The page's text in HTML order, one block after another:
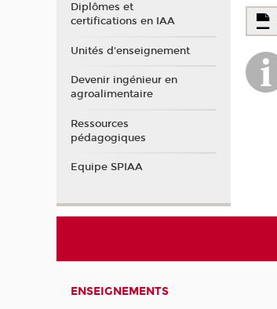
Diplômes et
certifications en IAA
Unités d'enseignement
Devenir ingénieur en
agroalimentaire
Ressources
pédagogiques
Equipe SPIAA
ENSEIGNEMENTS